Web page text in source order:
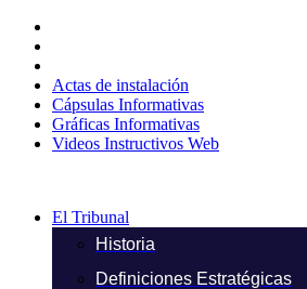
contenido
Actas de instalación
Cápsulas Informativas
Gráficas Informativas
Videos Instructivos Web
El Tribunal
Historia
Definiciones Estratégicas